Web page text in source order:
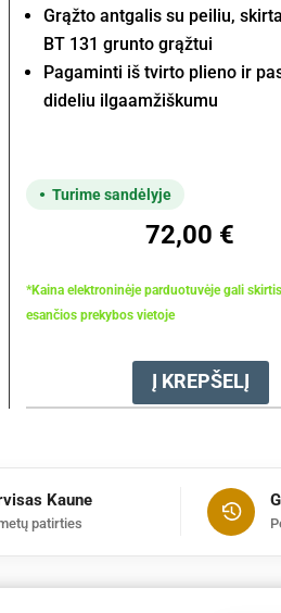
Grąžto antgalis su peiliu,
BT 131 grunto grąžtui
Pagaminti iš tvirto plieno ir
dideliu ilgaamžiškumu
Turime sandėlyje
72,00 €
*Kaina elektroninėje parduotuvėje gali
esančios prekybos vietoje
produkto
grąžto
mm
Į KREPŠELĮ
Kaune
patirties